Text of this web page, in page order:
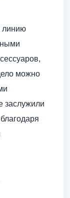
линию
можно
заслужили